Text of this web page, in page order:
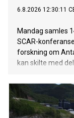
6.8.2026 12:30:11
Mandag samles
SCAR-
forskning om
kan skilte med